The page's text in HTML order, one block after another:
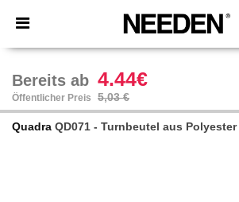
× Needen App
Bessere Preise in der App!
Bereits ab 4.44€
Öffentlicher Preis 5,03 €
Quadra QD071 - Turnbeutel aus Polyester